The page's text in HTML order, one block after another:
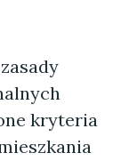
kryteria